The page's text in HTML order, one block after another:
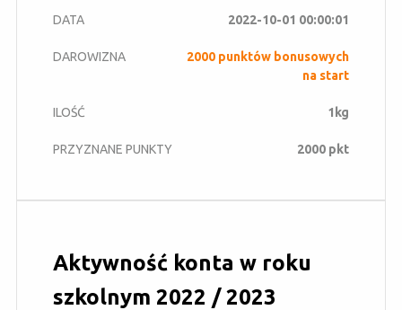
2022-10-01 00:00:01
2000 punktów bonusowych
na start
1kg
2000 pkt
Aktywność konta w roku
szkolnym 2022 / 2023